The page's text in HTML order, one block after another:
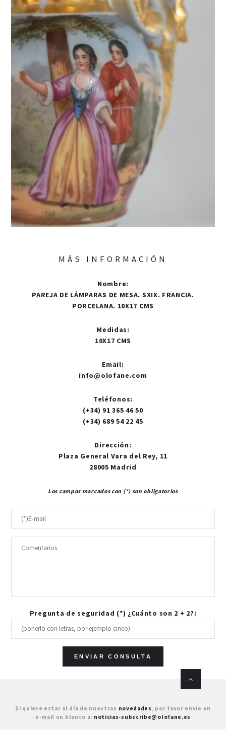
MÁS INFORMACIÓN
Nombre:
PAREJA DE LÁMPARAS DE MESA. SXIX. FRANCIA.
PORCELANA. 10X17 CMS
Medidas:
10X17 CMS
Email:
info@olofane.com
Teléfonos:
(+34) 91 365 46 50
(+34) 689 54 22 45
Dirección:
Plaza General Vara del Rey, 11
28005 Madrid
Los campos marcados con (*) son obligatorios
Pregunta de seguridad (*) ¿Cuánto son 2 + 2?:
Si quiere estar al día de nuestras novedades , por favor envíe un
e-mail en blanco a: noticias-subscribe@olofane.es